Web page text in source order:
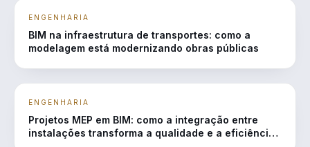
ENGENHARIA
BIM na infraestrutura de transportes: como a
modelagem está modernizando obras públicas
ENGENHARIA
Projetos MEP em BIM: como a integração entre
instalações transforma a qualidade e a eficiência